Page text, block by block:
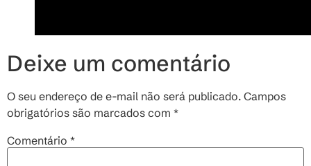
Deixe um comentário
O seu endereço de e-mail não será publicado. Campos
obrigatórios são marcados com *
Comentário *